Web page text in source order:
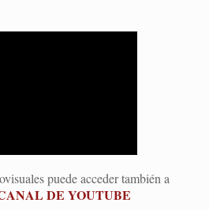
puede acceder también a
DE YOUTUBE